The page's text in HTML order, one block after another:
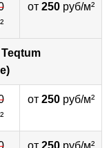
от 250руб/м²
Teqtum
от 250руб/м²